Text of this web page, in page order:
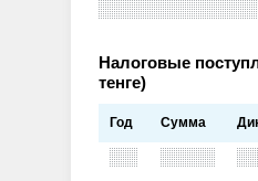
Налоговые
тенге)
Год Сумма